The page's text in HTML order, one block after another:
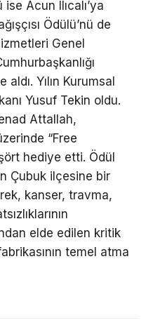
ise Acun Ilıcalı’ya
Ödülü’nü de
Genel
Yılın Kurumsal
Yusuf Tekin oldu.
Attallah,
“Free
hediye etti. Ödül
Çubuk ilçesine bir
kanser, travma,
elde edilen kritik
temel atma